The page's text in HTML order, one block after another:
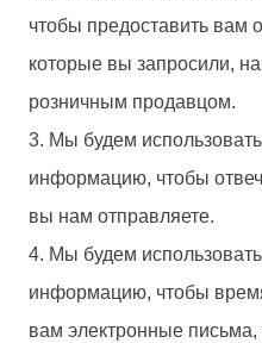
чтобы предоставить вам
которые вы запросили,
розничным продавцом.
3. Мы будем
информацию, чтобы
вы нам отправляете.
4. Мы будем
информацию, чтобы
вам электронные письма,